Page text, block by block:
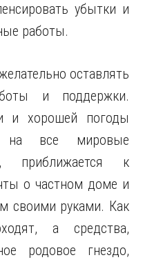
убытки и
работы.
оставлять
и поддержки.
и хорошей погоды
на все мировые
приближается к
о частном доме и
своими руками. Как
а средства,
родовое гнездо,